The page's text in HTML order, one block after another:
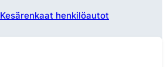
Kesärenkaat henkilöautot